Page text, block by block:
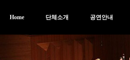
Home 단체소개 공연안내